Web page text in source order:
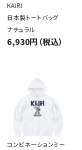
KAIRI
日本製トートバッグ
ナチュラル
6,930円（税込）
コンビネーションミー